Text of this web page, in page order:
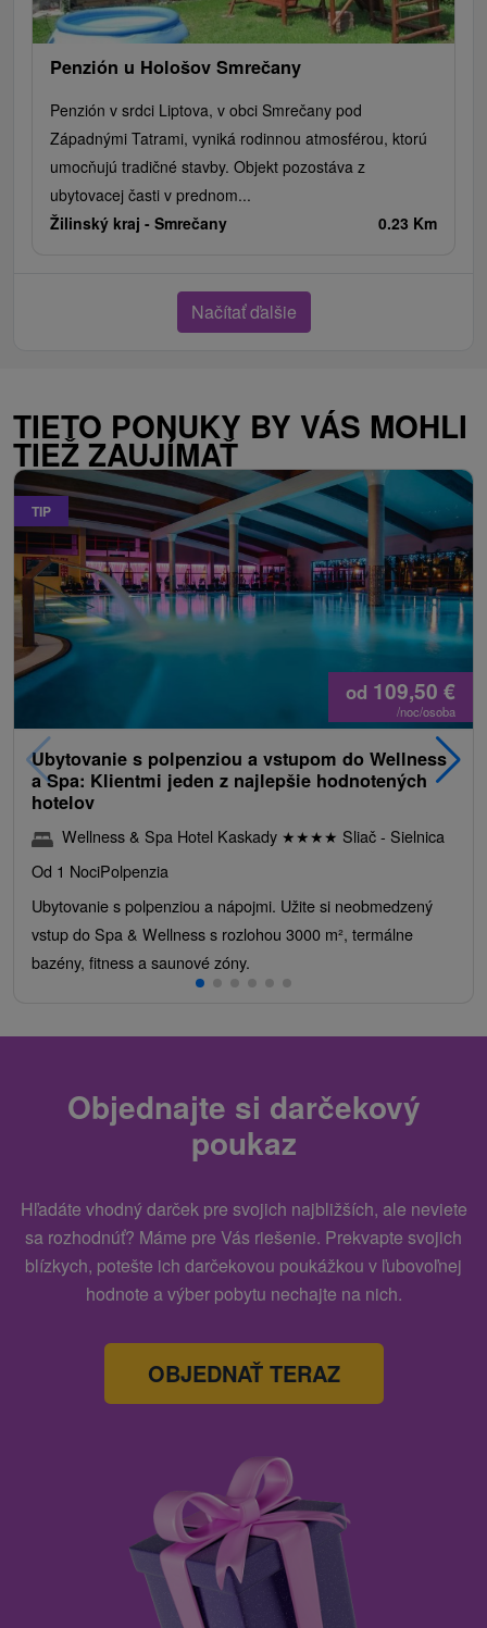
Penzión u Hološov Smrečany
Penzión v srdci Liptova, v obci Smrečany pod
Západnými Tatrami, vyniká rodinnou atmosférou, ktorú
umocňujú tradičné stavby. Objekt pozostáva z
ubytovacej časti v prednom...
Žilinský kraj - Smrečany 0.23 Km
Načítať ďalšie
TIETO PONUKY BY VÁS MOHLI
TIEŽ ZAUJÍMAŤ
TIP
od 109,50 €
/noc/osoba
Ubytovanie s polpenziou a vstupom do Wellness
a Spa: Klientmi jeden z najlepšie hodnotených
hotelov
Wellness & Spa Hotel Kaskady ★★★★ Sliač - Sielnica
Od 1 NociPolpenzia
Ubytovanie s polpenziou a nápojmi. Užite si neobmedzený
vstup do Spa & Wellness s rozlohou 3000 m², termálne
bazény, fitness a saunové zóny.
Objednajte si darčekový
poukaz
Hľadáte vhodný darček pre svojich najbližších, ale neviete
sa rozhodnúť? Máme pre Vás riešenie. Prekvapte svojich
blízkych, potešte ich darčekovou poukážkou v ľubovoľnej
hodnote a výber pobytu nechajte na nich.
OBJEDNAŤ TERAZ